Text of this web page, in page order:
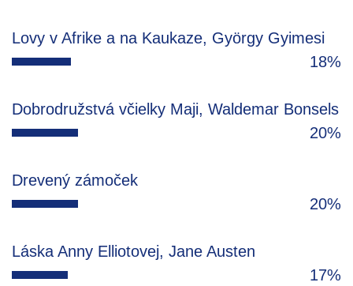
Lovy v Afrike a na Kaukaze, György Gyimesi
18%
Dobrodružstvá včielky Maji, Waldemar Bonsels
20%
Drevený zámoček
20%
Láska Anny Elliotovej, Jane Austen
17%